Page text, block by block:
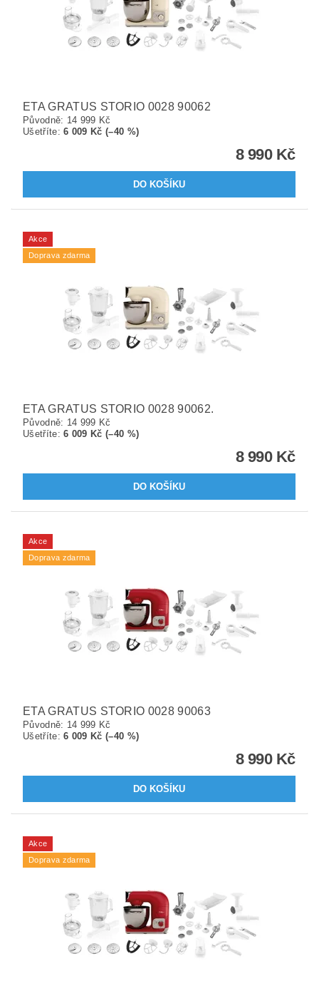
ETA GRATUS STORIO 0028 90062
Původně: 14 999 Kč
Ušetříte:6 009 Kč (–40 %)
8 990 Kč
Akce
Doprava zdarma
ETA GRATUS STORIO 0028 90062.
Původně: 14 999 Kč
Ušetříte:6 009 Kč (–40 %)
8 990 Kč
Akce
Doprava zdarma
ETA GRATUS STORIO 0028 90063
Původně: 14 999 Kč
Ušetříte:6 009 Kč (–40 %)
8 990 Kč
Akce
Doprava zdarma